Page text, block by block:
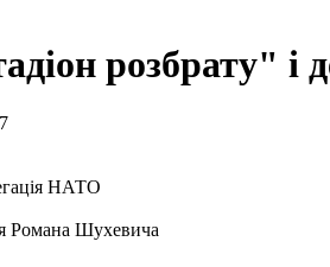
розбрату" і
Романа Шухевича